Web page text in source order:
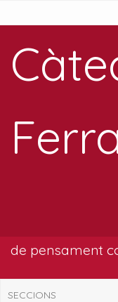
de pensament
SECCIONS